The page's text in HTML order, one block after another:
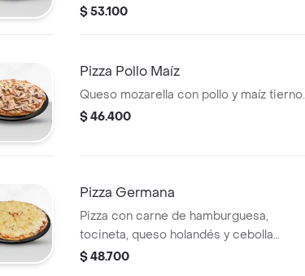
$ 53.100
Pizza Pollo Maíz
Queso mozarella con pollo y maíz tierno.
$ 46.400
Pizza Germana
Pizza con carne de hamburguesa,
tocineta, queso holandés y cebolla
caramelizada.
$ 48.700